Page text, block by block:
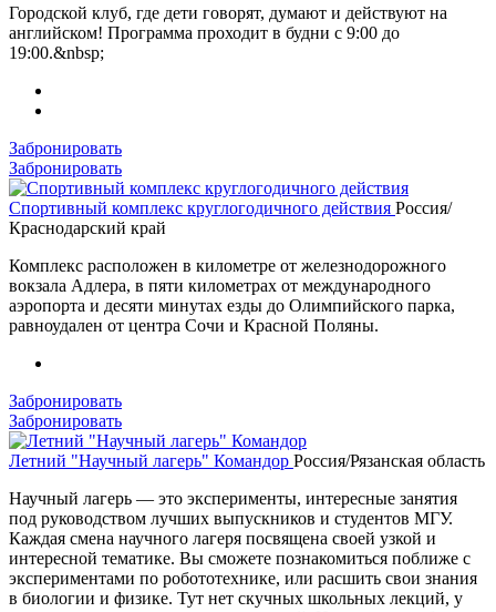
Городской клуб, где дети говорят, думают и действуют на
английском! Программа проходит в будни с 9:00 до
19:00.&nbsp;
Забронировать
Забронировать
Спортивный комплекс круглогодичного действия Россия/
Краснодарский край
Комплекс расположен в километре от железнодорожного
вокзала Адлера, в пяти километрах от международного
аэропорта и десяти минутах езды до Олимпийского парка,
равноудален от центра Сочи и Красной Поляны.
Забронировать
Забронировать
Летний "Научный лагерь" Командор Россия/Рязанская область
Научный лагерь — это эксперименты, интересные занятия
под руководством лучших выпускников и студентов МГУ.
Каждая смена научного лагеря посвящена своей узкой и
интересной тематике. Вы сможете познакомиться поближе с
экспериментами по робототехнике, или расшить свои знания
в биологии и физике. Тут нет скучных школьных лекций, у